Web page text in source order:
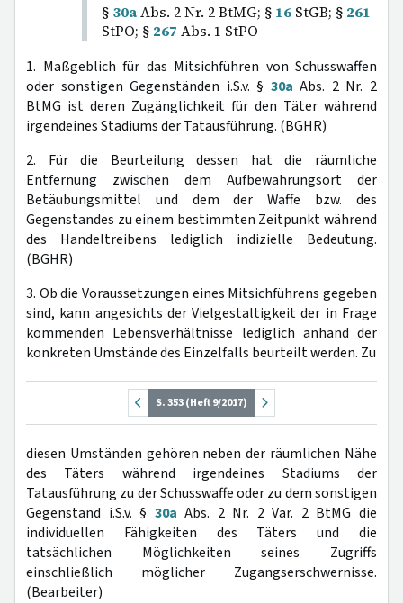
§ 30aAbs. 2 Nr. 2 BtMG; § 16 StGB; § 261
StPO; § 267 Abs. 1 StPO
1. Maßgeblich für das Mitsichführen von Schusswaffen
oder sonstigen Gegenständen i.S.v. § 30a Abs. 2 Nr. 2
BtMG ist deren Zugänglichkeit für den Täter während
irgendeines Stadiums der Tatausführung. (BGHR)
2. Für die Beurteilung dessen hat die räumliche
Entfernung zwischen dem Aufbewahrungsort der
Betäubungsmittel und dem der Waffe bzw. des
Gegenstandes zu einem bestimmten Zeitpunkt während
des Handeltreibens lediglich indizielle Bedeutung.
(BGHR)
3. Ob die Voraussetzungen eines Mitsichführens gegeben
sind, kann angesichts der Vielgestaltigkeit der in Frage
kommenden Lebensverhältnisse lediglich anhand der
konkreten Umstände des Einzelfalls beurteilt werden. Zu
S. 353 (Heft 9/2017)
diesen Umständen gehören neben der räumlichen Nähe
des Täters während irgendeines Stadiums der
Tatausführung zu der Schusswaffe oder zu dem sonstigen
Gegenstand i.S.v. § 30a Abs. 2 Nr. 2 Var. 2 BtMG die
individuellen Fähigkeiten des Täters und die
tatsächlichen Möglichkeiten seines Zugriffs
einschließlich möglicher Zugangserschwernisse.
(Bearbeiter)